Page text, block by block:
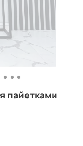
пайетками